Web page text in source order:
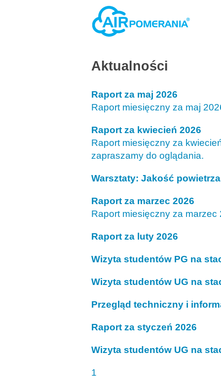
Aktualności
Raport za maj 2026
Raport miesięczny za maj
Raport za kwiecień 2026
Raport miesięczny za
zapraszamy do oglądania.
Warsztaty: Jakość
Raport za marzec 2026
Raport miesięczny za
Raport za luty 2026
Wizyta studentów PG na
Wizyta studentów UG na
Przegląd techniczny i
Raport za styczeń 2026
Wizyta studentów UG na
1